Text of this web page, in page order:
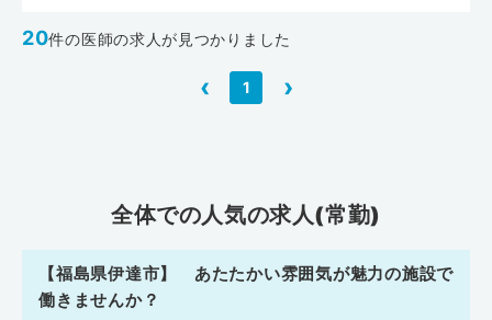
20件の医師の求人が見つかりました
‹ 1 ›
全体での人気の求人(常勤)
【福島県伊達市】 あたたかい雰囲気が魅力の施設で
働きませんか？